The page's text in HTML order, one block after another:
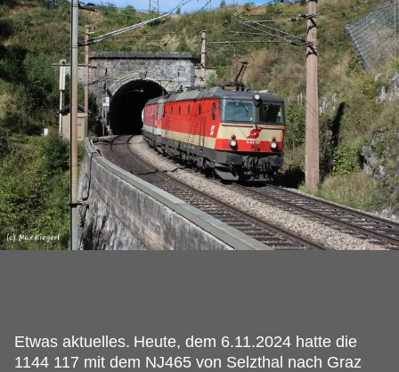
Etwas aktuelles. Heute, dem 6.11.2024 hatte die
1144 117 mit dem NJ465 von Selzthal nach Graz